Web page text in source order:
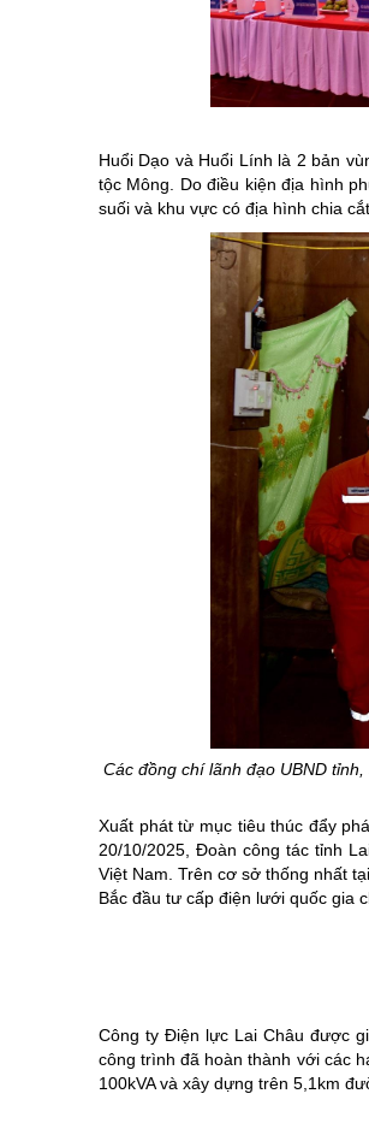
Huổi Dạo và Huổi Lính là 2 bản
tộc Mông. Do điều kiện địa hình
suối và khu vực có địa hình chia cắt.
Các đồng chí lãnh đạo UBND
Xuất phát từ mục tiêu thúc đẩy
20/10/2025, Đoàn công tác tỉnh
Việt Nam. Trên cơ sở thống nhất
Bắc đầu tư cấp điện lưới quốc gia
Công ty Điện lực Lai Châu được
công trình đã hoàn thành với các
100kVA và xây dựng trên 5,1km